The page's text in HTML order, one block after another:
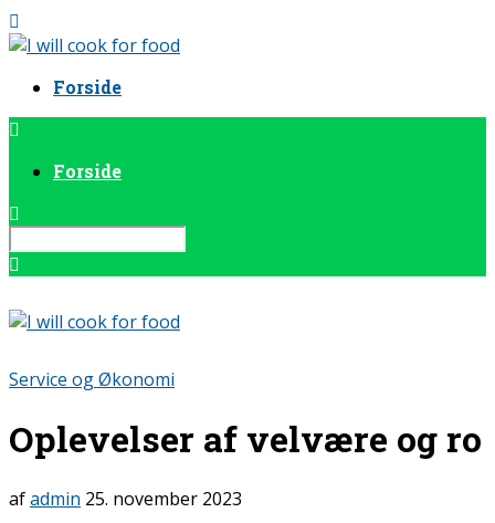
Forside
Forside
Service og Økonomi
Oplevelser af velvære og ro
afadmin 25. november 2023